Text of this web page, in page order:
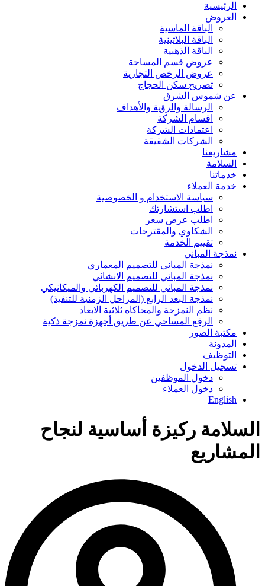
الرئيسية
العروض
الباقة الماسية
الباقة البلاتينية
الباقة الذهبية
عروض قسم المساحة
عروض الرخص التجارية
تصريح سكن الحجاج
عن شموس الشرق
الرسالة والرؤية والأهداف
اقسام الشركة
اعتمادات الشركة
الشركات الشقيقة
مشاريعنا
السلامة
خدماتنا
خدمة العملاء
سياسة الاستخدام و الخصوصية
اطلب استشارتك
اطلب عرض سعر
الشكاوي والمقترحات
تقييم الخدمة
نمذجة المباني
نمذجة المباني للتصمیم المعماري
نمذجة المباني للتصمیم الانشائي
نمذجة المباني للتصمیم الكھربائي والمیكانیكي
نمذجة البعد الرابع (المراحل الزمنیة للتنفیذ)
نظم النمزجة والمحاكاه ثلاثیة الابعاد
الرفع المساحي عن طریق أجھزة نمزجة ذكیة
مكتبة الصور
المدونة
التوظيف
تسجيل الدخول
دخول الموظفين
دخول العملاء
English
السلامة ركيزة أساسية لنجاح
المشاريع